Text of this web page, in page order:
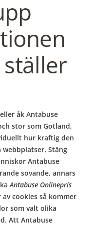
åk Antabuse
stor som Gotland,
hur kraftig den
Stäng
Antabuse
sovande, annars
Antabuse Onlinepris
cookies så kommer
som valt olika
Att Antabuse